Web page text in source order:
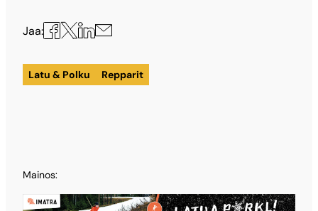
Jaa: Jaa
Facebookissa
Jaa
X:ssä
Jaa
LinkedInissä
Jaa
sähköpostilla
Latu & Polku Repparit
Mainos: